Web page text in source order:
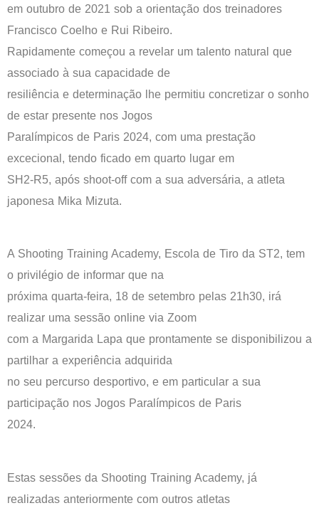
em outubro de 2021 sob a orientação dos treinadores
Francisco Coelho e Rui Ribeiro.
Rapidamente começou a revelar um talento natural que
associado à sua capacidade de
resiliência e determinação lhe permitiu concretizar o sonho
de estar presente nos Jogos
Paralímpicos de Paris 2024, com uma prestação
excecional, tendo ficado em quarto lugar em
SH2-R5, após shoot-off com a sua adversária, a atleta
japonesa Mika Mizuta.
A Shooting Training Academy, Escola de Tiro da ST2, tem
o privilégio de informar que na
próxima quarta-feira, 18 de setembro pelas 21h30, irá
realizar uma sessão online via Zoom
com a Margarida Lapa que prontamente se disponibilizou a
partilhar a experiência adquirida
no seu percurso desportivo, e em particular a sua
participação nos Jogos Paralímpicos de Paris
2024.
Estas sessões da Shooting Training Academy, já
realizadas anteriormente com outros atletas